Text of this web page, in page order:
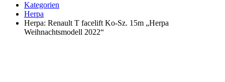
Kategorien
Herpa
Herpa: Renault T facelift Ko-Sz. 15m „Herpa
Weihnachtsmodell 2022“